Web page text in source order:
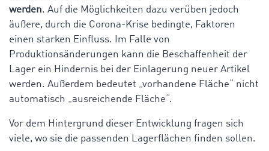
werden. Auf die Möglichkeiten dazu verüben jedoch
äußere, durch die Corona-Krise bedingte, Faktoren
einen starken Einfluss. Im Falle von
Produktionsänderungen kann die Beschaffenheit der
Lager ein Hindernis bei der Einlagerung neuer Artikel
werden. Außerdem bedeutet „vorhandene Fläche“ nicht
automatisch „ausreichende Fläche“.
Vor dem Hintergrund dieser Entwicklung fragen sich
viele, wo sie die passenden Lagerflächen finden sollen.